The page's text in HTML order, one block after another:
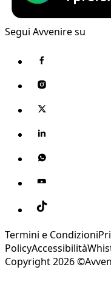
Segui Avvenire su
Termini e Condizioni
PolicyAccessibilità
Copyright 2026